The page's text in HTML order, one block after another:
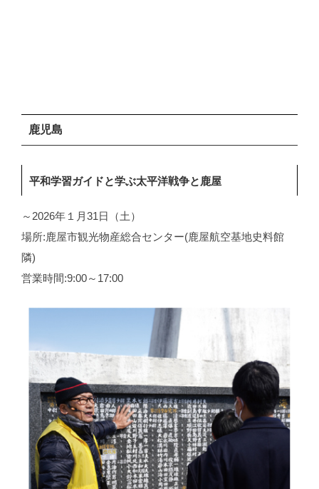
鹿児島
平和学習ガイドと学ぶ太平洋戦争と鹿屋
～2026年１月31日（土）
場所:鹿屋市観光物産総合センター(鹿屋航空基地史料館
隣)
営業時間:9:00～17:00